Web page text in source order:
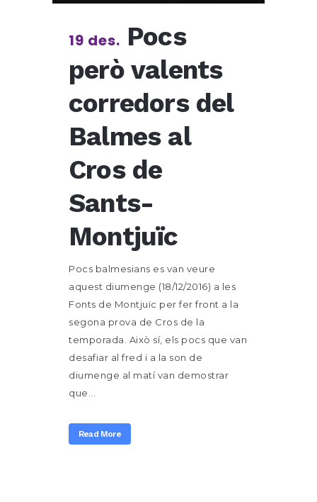
19 des. Pocs
però valents
corredors del
Balmes al
Cros de
Sants-
Montjuïc
Pocs balmesians es van veure
aquest diumenge (18/12/2016) a les
Fonts de Montjuïc per fer front a la
segona prova de Cros de la
temporada. Això sí, els pocs que van
desafiar al fred i a la son de
diumenge al matí van demostrar
que...
Read More